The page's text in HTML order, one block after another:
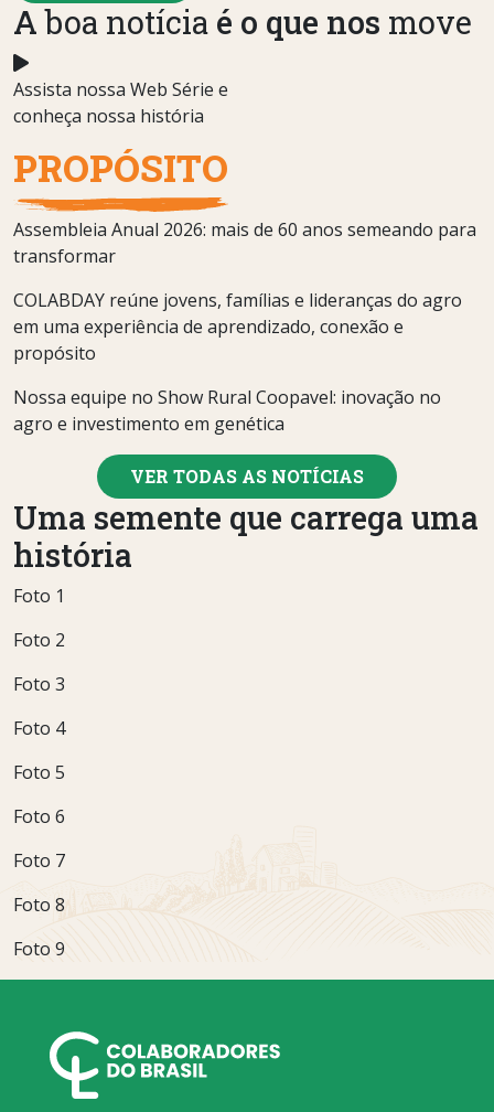
Aboa notícia é o que nos move
Assista nossa Web Série e
conheça nossa história
PROPÓSITO
Assembleia Anual 2026: mais de 60 anos semeando para
transformar
COLABDAY reúne jovens, famílias e lideranças do agro
em uma experiência de aprendizado, conexão e
propósito
Nossa equipe no Show Rural Coopavel: inovação no
agro e investimento em genética
VER TODAS AS NOTÍCIAS
Uma semente que carrega uma
história
Foto 1
Foto 2
Foto 3
Foto 4
Foto 5
Foto 6
Foto 7
Foto 8
Foto 9